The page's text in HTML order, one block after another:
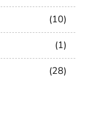
10
1
28